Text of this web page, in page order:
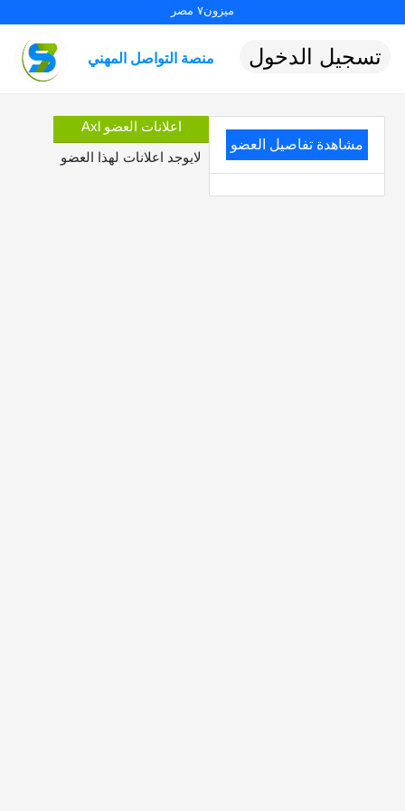
ميزون٧ مصر
منصة التواصل المهني تسجيل الدخول
مشاهدة تفاصيل العضو
اعلانات العضو Axl
لايوجد اعلانات لهذا العضو